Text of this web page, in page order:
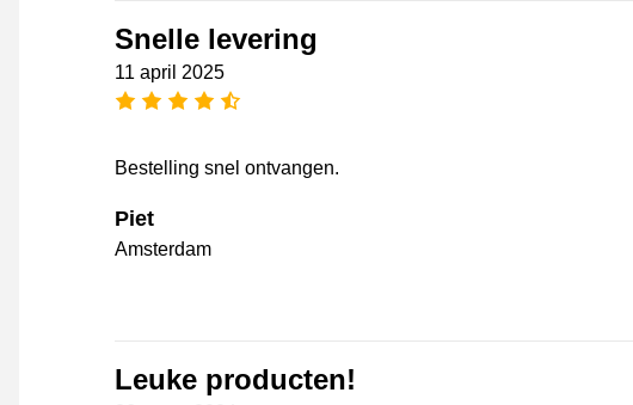
Snelle levering
11 april 2025
4,5 sterren
Bestelling snel ontvangen.
Piet
Amsterdam
Leuke producten!